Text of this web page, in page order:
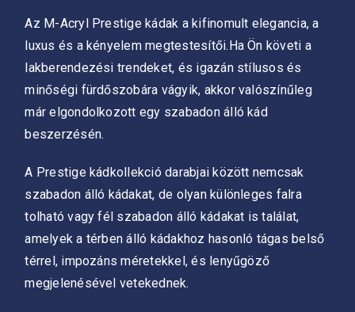
Az M-Acryl Prestige kádak a kifinomult elegancia, a
luxus és a kényelem megtestesítői.Ha Ön követi a
lakberendezési trendeket, és igazán stílusos és
minőségi fürdőszobára vágyik, akkor valószínűleg
már elgondolkozott egy szabadon álló kád
beszerzésén.
A Prestige kádkollekció darabjai között nemcsak
szabadon álló kádakat, de olyan különleges falra
tolható vagy fél szabadon álló kádakat is találat,
amelyek a térben álló kádakhoz hasonló tágas belső
térrel, impozáns méretekkel, és lenyűgöző
megjelenésével vetekednek.